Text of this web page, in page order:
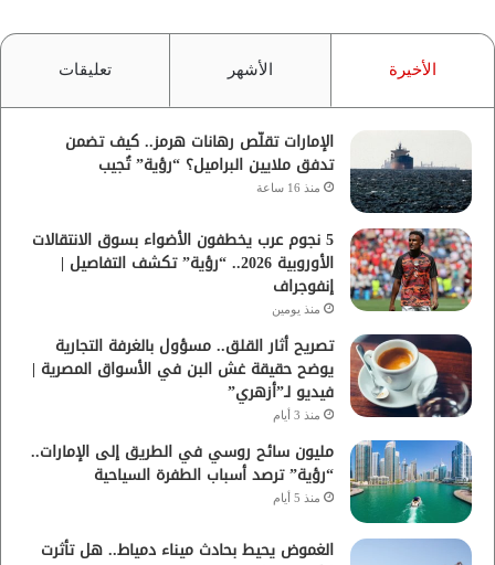
الأخيرة الأشهر تعليقات
الإمارات تقلّص رهانات هرمز.. كيف تضمن
تدفق ملايين البراميل؟ “رؤية” تُجيب
منذ 16 ساعة
5 نجوم عرب يخطفون الأضواء بسوق الانتقالات
الأوروبية 2026.. “رؤية” تكشف التفاصيل |
إنفوجراف
منذ يومين
تصريح أثار القلق.. مسؤول بالغرفة التجارية
يوضح حقيقة غش البن في الأسواق المصرية |
فيديو لـ”أزهري”
منذ 3 أيام
مليون سائح روسي في الطريق إلى الإمارات..
“رؤية” ترصد أسباب الطفرة السياحية
منذ 5 أيام
الغموض يحيط بحادث ميناء دمياط.. هل تأثرت